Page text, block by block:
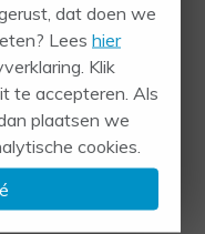
dat doen we
Lees hier
Klik
te accepteren. Als
plaatsen we
cookies.